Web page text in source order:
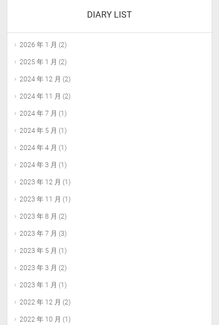
DIARY LIST
2026 年 1 月 (2)
2025 年 1 月 (2)
2024 年 12 月 (2)
2024 年 11 月 (2)
2024 年 7 月 (1)
2024 年 5 月 (1)
2024 年 4 月 (1)
2024 年 3 月 (1)
2023 年 12 月 (1)
2023 年 11 月 (1)
2023 年 8 月 (2)
2023 年 7 月 (3)
2023 年 5 月 (1)
2023 年 3 月 (2)
2023 年 1 月 (1)
2022 年 12 月 (2)
2022 年 10 月 (1)